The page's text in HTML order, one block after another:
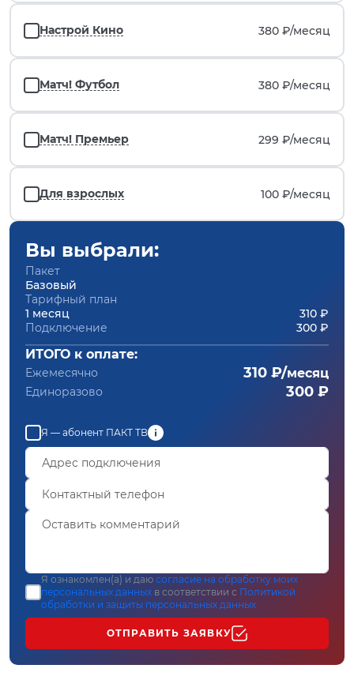
Настрой Кино 380 ₽/месяц
Матч! Футбол 380 ₽/месяц
Матч! Премьер 299 ₽/месяц
Для взрослых 100 ₽/месяц
Вы выбрали:
Пакет
Базовый
Тарифный план
1 месяц
310 ₽
Подключение
300 ₽
ИТОГО к оплате:
Ежемесячно 310 ₽/месяц
Единоразово 300 ₽
Я — абонент ПАКТ ТВ
Я ознакомлен(а) и даю согласие на обработку моих
персональных данных в соответствии с Политикой
обработки и защиты персональных данных
ОТПРАВИТЬ ЗАЯВКУ